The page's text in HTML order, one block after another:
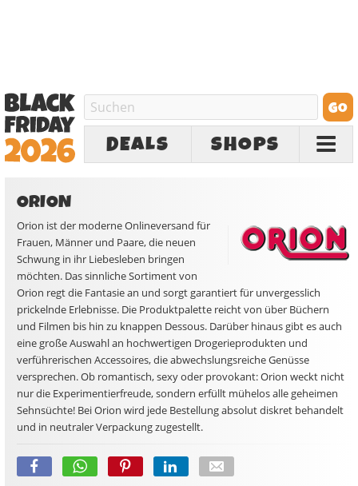
DEALS SHOPS
ORION
Orion ist der moderne Onlineversand für
Frauen, Männer und Paare, die neuen
Schwung in ihr Liebesleben bringen
möchten. Das sinnliche Sortiment von
Orion regt die Fantasie an und sorgt garantiert für unvergesslich
prickelnde Erlebnisse. Die Produktpalette reicht von über Büchern
und Filmen bis hin zu knappen Dessous. Darüber hinaus gibt es auch
eine große Auswahl an hochwertigen Drogerieprodukten und
verführerischen Accessoires, die abwechslungsreiche Genüsse
versprechen. Ob romantisch, sexy oder provokant: Orion weckt nicht
nur die Experimentierfreude, sondern erfüllt mühelos alle geheimen
Sehnsüchte! Bei Orion wird jede Bestellung absolut diskret behandelt
und in neutraler Verpackung zugestellt.